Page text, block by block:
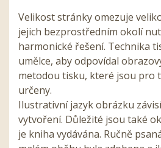
Velikost stránky omezuje
jejich bezprostředním okolí
harmonické řešení. Technika
umělce, aby odpovídal
metodou tisku, které jsou pro
určeny.
Ilustrativní jazyk obrázku
vytvoření. Důležité jsou také
je kniha vydávána. Ručně